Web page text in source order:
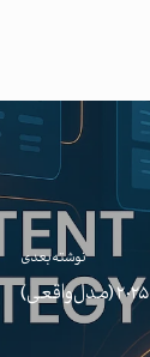
نوشته بعدی